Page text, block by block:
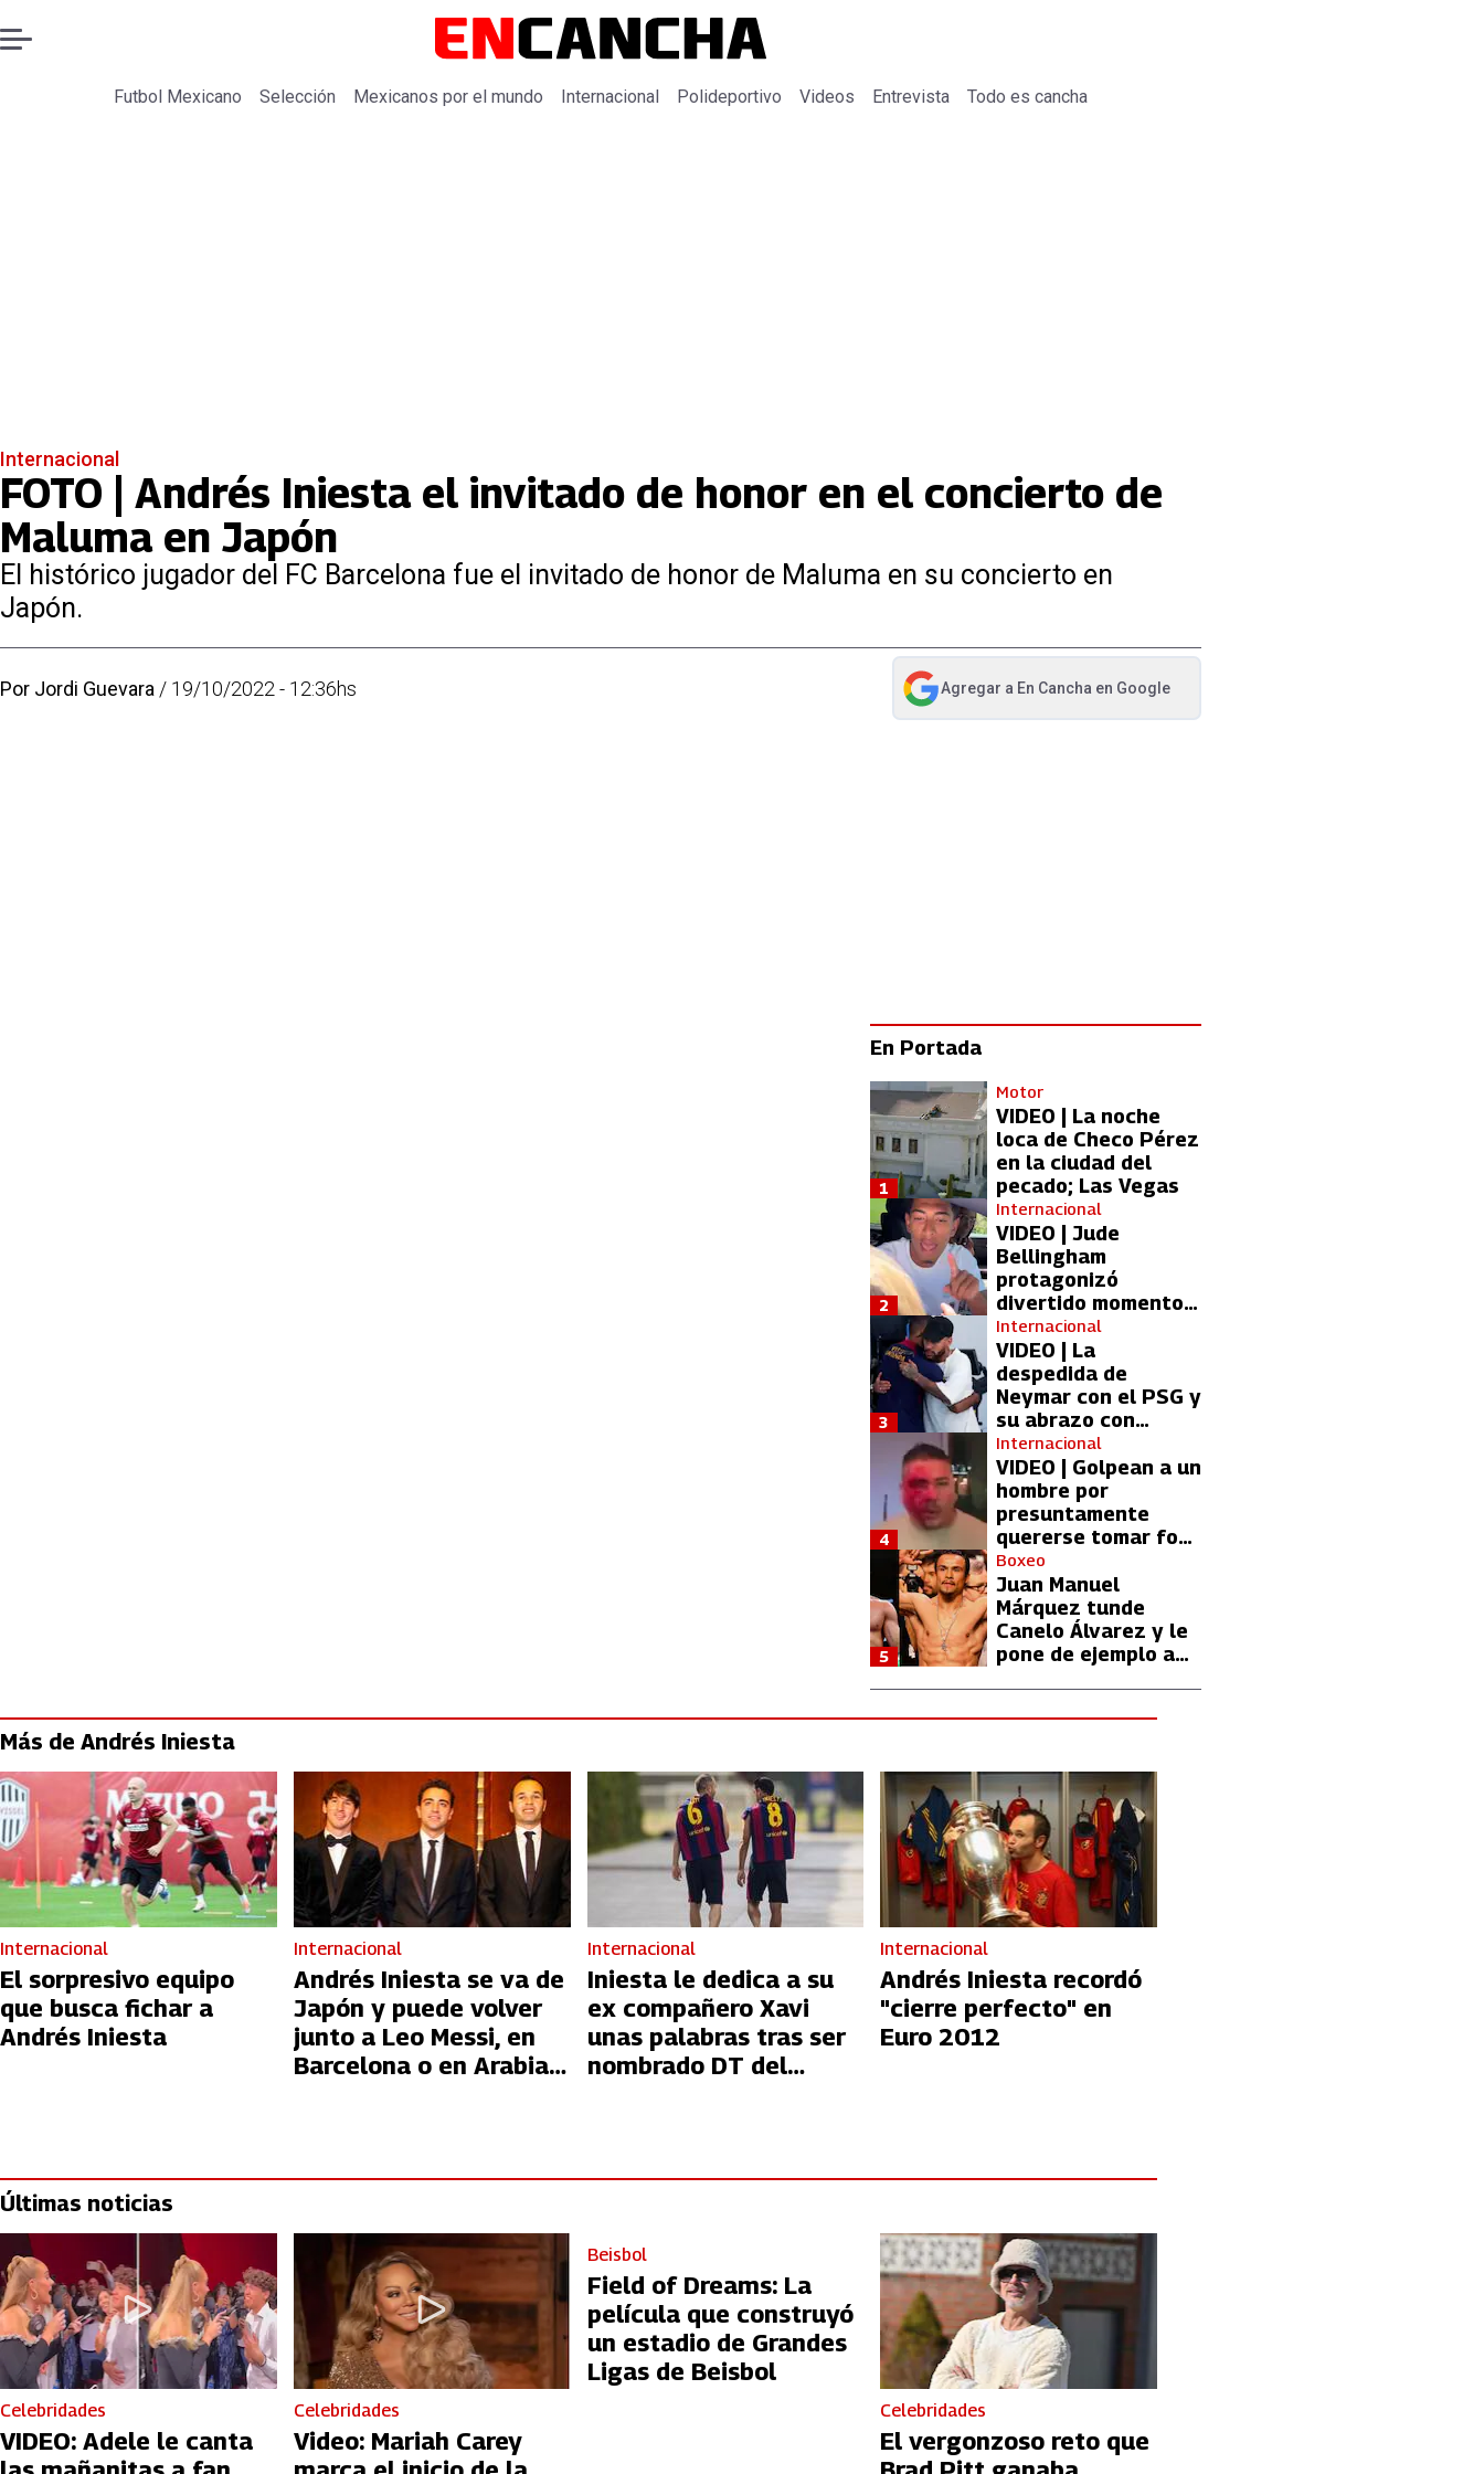
Futbol Mexicano Selección Mexicanos por el mundo Internacional Polideportivo Videos Entrevista Todo es cancha
Internacional
FOTO | Andrés Iniesta el invitado de honor en el concierto de
Maluma en Japón
El histórico jugador del FC Barcelona fue el invitado de honor de Maluma en su concierto en
Japón.
Por Jordi Guevara / 19/10/2022 - 12:36hs Agregar a En Cancha en Google
abre en nueva pestaña
En Portada
Motor
VIDEO | La noche
loca de Checo Pérez
en la ciudad del
pecado; Las Vegas
1
Internacional
VIDEO | Jude
Bellingham
protagonizó
divertido momento
con aficionada del
Real Madrid
2
Internacional
VIDEO | La
despedida de
Neymar con el PSG y
su abrazo con
Kylian Mbappé
3
Internacional
VIDEO | Golpean a un
hombre por
presuntamente
quererse tomar foto
con Lionel Messi
4
Boxeo
Juan Manuel
Márquez tunde
Canelo Álvarez y le
pone de ejemplo a
5
Más de Andrés Iniesta
Internacional
El sorpresivo equipo
que busca fichar a
Andrés Iniesta
Internacional
Andrés Iniesta se va de
Japón y puede volver
junto a Leo Messi, en
Barcelona o en Arabia
Internacional
Iniesta le dedica a su
ex compañero Xavi
unas palabras tras ser
nombrado DT del
Internacional
Andrés Iniesta recordó
"cierre perfecto" en
Euro 2012
Últimas noticias
Celebridades
VIDEO: Adele le canta
Celebridades
Video: Mariah Carey
Beisbol
Field of Dreams: La
película que construyó
un estadio de Grandes
Ligas de Beisbol
Celebridades
El vergonzoso reto que